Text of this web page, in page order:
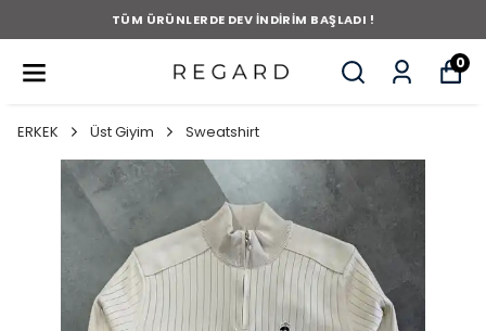
TÜM ÜRÜNLERDE DEV İNDİRİM BAŞLADI !
0
ERKEK Üst Giyim Sweatshirt